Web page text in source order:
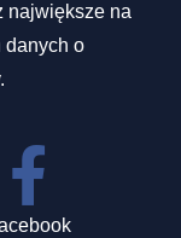
największe na
danych o